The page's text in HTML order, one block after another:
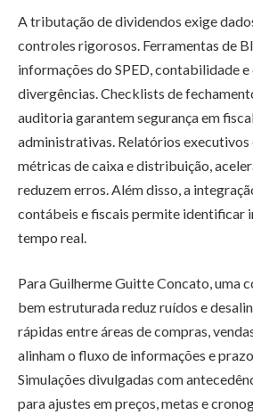
A tributação de dividendos exige
controles rigorosos. Ferramentas de
informações do SPED, contabilidade
divergências. Checklists de
auditoria garantem segurança em
administrativas. Relatórios
métricas de caixa e distribuição,
reduzem erros. Além disso, a
contábeis e fiscais permite identificar
tempo real.
Para Guilherme Guitte Concato, uma
bem estruturada reduz ruídos e
rápidas entre áreas de compras,
alinham o fluxo de informações e
Simulações divulgadas com
para ajustes em preços, metas e